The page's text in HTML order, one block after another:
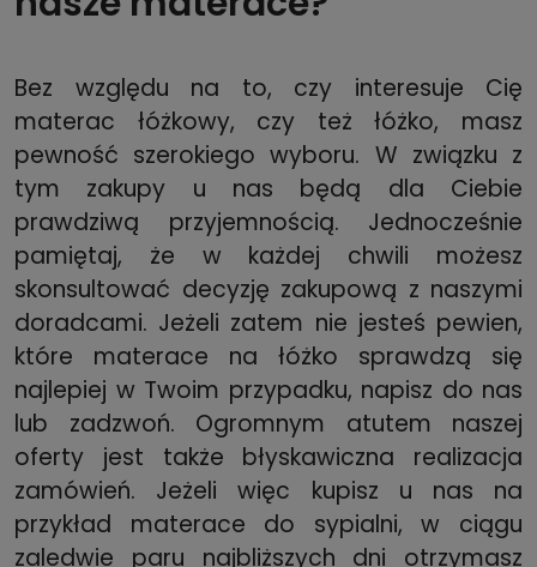
Bez względu na to, czy interesuje Cię
materac łóżkowy, czy też łóżko, masz
pewność szerokiego wyboru. W związku z
tym zakupy u nas będą dla Ciebie
prawdziwą przyjemnością. Jednocześnie
pamiętaj, że w każdej chwili możesz
skonsultować decyzję zakupową z naszymi
doradcami. Jeżeli zatem nie jesteś pewien,
które materace na łóżko sprawdzą się
najlepiej w Twoim przypadku, napisz do nas
lub zadzwoń. Ogromnym atutem naszej
oferty jest także błyskawiczna realizacja
zamówień. Jeżeli więc kupisz u nas na
przykład materace do sypialni, w ciągu
zaledwie paru najbliższych dni otrzymasz